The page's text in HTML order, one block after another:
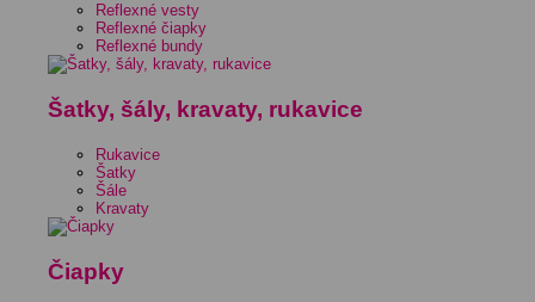
Reflexné vesty
Reflexné čiapky
Reflexné bundy
Šatky, šály, kravaty, rukavice
Rukavice
Šatky
Šále
Kravaty
Čiapky